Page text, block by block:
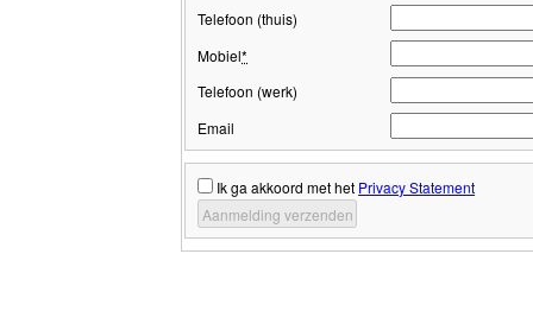
Telefoon (thuis)
Mobiel*
Telefoon (werk)
Email
Ik ga akkoord met het Privacy Statement